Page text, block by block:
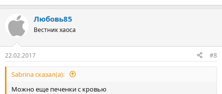
Любовь85
Вестник хаоса
22.02.2017 #8
Sabrina сказал(а):
Можно еще печенки с кровью